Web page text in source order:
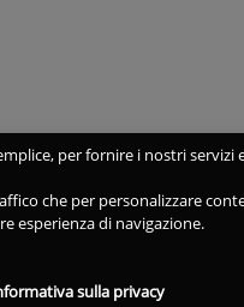
per fornire i nostri
che per personalizzare
esperienza di navigazione.
sulla privacy